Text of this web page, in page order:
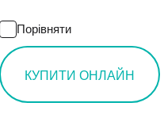
Порівняти
КУПИТИ ОНЛАЙН